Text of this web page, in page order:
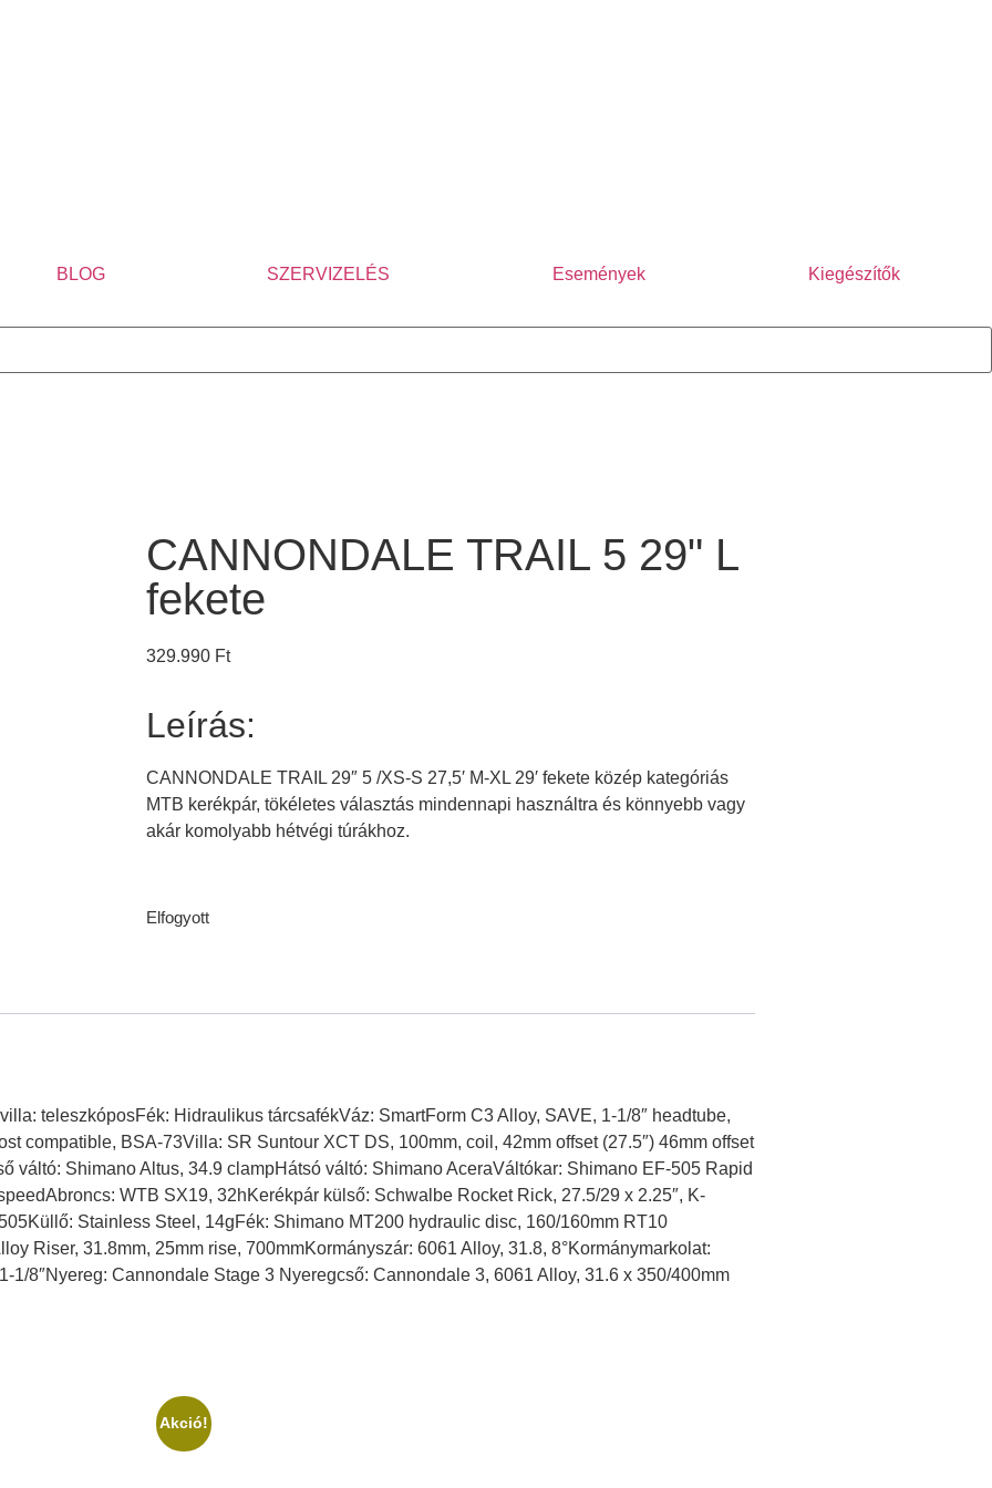
BLOG SZERVIZELÉS Események Kiegészítők
CANNONDALE TRAIL 5 29" L
fekete
329.990 Ft
Leírás:
CANNONDALE TRAIL 29″ 5 /XS-S 27,5′ M-XL 29′ fekete közép kategóriás
MTB kerékpár, tökéletes választás mindennapi használtra és könnyebb vagy
akár komolyabb hétvégi túrákhoz.
Elfogyott
teleszkóposFék: Hidraulikus tárcsafékVáz: SmartForm C3 Alloy, SAVE, 1-1/8″ headtube,
compatible, BSA-73Villa: SR Suntour XCT DS, 100mm, coil, 42mm offset (27.5″) 46mm offset
váltó: Shimano Altus, 34.9 clampHátsó váltó: Shimano AceraVáltókar: Shimano EF-505 Rapid
WTB SX19, 32hKerékpár külső: Schwalbe Rocket Rick, 27.5/29 x 2.25″, K-
Stainless Steel, 14gFék: Shimano MT200 hydraulic disc, 160/160mm RT10
Riser, 31.8mm, 25mm rise, 700mmKormányszár: 6061 Alloy, 31.8, 8°Kormánymarkolat:
8″Nyereg: Cannondale Stage 3 Nyeregcső: Cannondale 3, 6061 Alloy, 31.6 x 350/400mm
Akció!